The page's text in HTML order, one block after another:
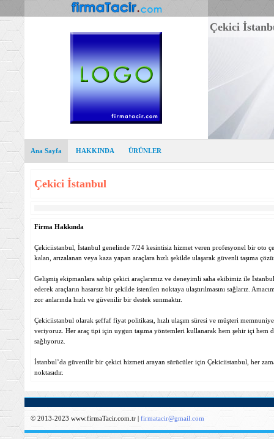
Çekici
Ana Sayfa HAKKINDA ÜRÜNLER
Çekici İstanbul
Firma Hakkında
Çekiciistanbul, İstanbul genelinde 7/24 kesintisiz hizmet veren profesyonel bir oto
kalan, arızalanan veya kaza yapan araçlara hızlı şekilde ulaşarak güvenli taşıma
Gelişmiş ekipmanlara sahip çekici araçlarımız ve deneyimli saha ekibimiz ile
ederek araçların hasarsız bir şekilde istenilen noktaya ulaştırılmasını sağlarız.
zor anlarında hızlı ve güvenilir bir destek sunmaktır.
Çekiciistanbul olarak şeffaf fiyat politikası, hızlı ulaşım süresi ve müşteri
veriyoruz. Her araç tipi için uygun taşıma yöntemleri kullanarak hem şehir içi hem
sağlıyoruz.
İstanbul’da güvenilir bir çekici hizmeti arayan sürücüler için Çekiciistanbul, her
noktasıdır.
© 2013-2023 www.firmaTacir.com.tr | firmatacir@gmail.com